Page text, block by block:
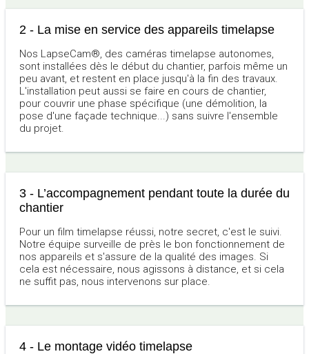
2 - La mise en service des appareils timelapse
Nos LapseCam®, des caméras timelapse autonomes,
sont installées dès le début du chantier, parfois même un
peu avant, et restent en place jusqu'à la fin des travaux.
L'installation peut aussi se faire en cours de chantier,
pour couvrir une phase spécifique (une démolition, la
pose d'une façade technique...) sans suivre l'ensemble
du projet.
3 - L’accompagnement pendant toute la durée du
chantier
Pour un film timelapse réussi, notre secret, c'est le suivi.
Notre équipe surveille de près le bon fonctionnement de
nos appareils et s'assure de la qualité des images. Si
cela est nécessaire, nous agissons à distance, et si cela
ne suffit pas, nous intervenons sur place.
4 - Le montage vidéo timelapse